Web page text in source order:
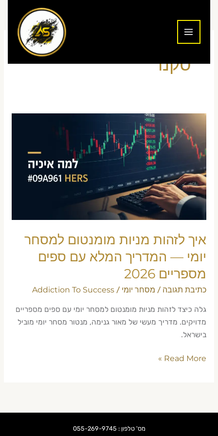
סקנר
איך לזהות מניות מומנטום למסחר
יומי — המדריך המלא עם ספים
מספריים 2026
כתיבת תגובה / מסחר יומי /
Addiction To Success
גלה כיצד לזהות מניות מומנטום למסחר יומי עם ספים מספריים
מדויקים. מדריך מעשי של מאור גנימה, מנטור מסחר יומי מוביל
בישראל.
מניות
מומנטום
למסחר
יומי
—
המדריך
המלא
ספים
מספריים
2026
Read More »
מס' טלפון : 055-269-9745